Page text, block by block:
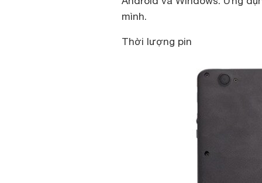
mình.
Thời lượng pin